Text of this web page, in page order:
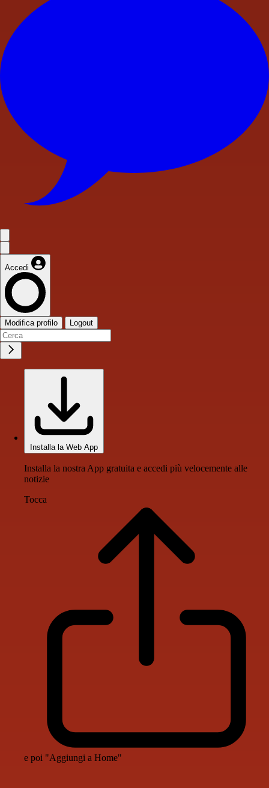
Accedi
Modifica profilo Logout
Installa la Web App
Installa la nostra App gratuita e accedi più velocemente alle
notizie
Tocca
e poi "Aggiungi a Home"